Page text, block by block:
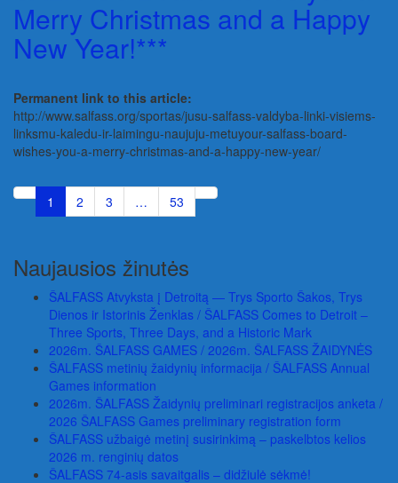
Merry Christmas and a Happy
New Year!***
Permanent link to this article:
http://www.salfass.org/sportas/jusu-salfass-valdyba-linki-visiems-
linksmu-kaledu-ir-laimingu-naujuju-metuyour-salfass-board-
wishes-you-a-merry-christmas-and-a-happy-new-year/
1 2 3 … 53
Naujausios žinutės
ŠALFASS Atvyksta į Detroitą — Trys Sporto Šakos, Trys
Dienos ir Istorinis Ženklas / ŠALFASS Comes to Detroit –
Three Sports, Three Days, and a Historic Mark
2026m. ŠALFASS GAMES / 2026m. ŠALFASS ŽAIDYNĖS
ŠALFASS metinių žaidynių informacija / ŠALFASS Annual
Games information
2026m. ŠALFASS Žaidynių preliminari registracijos anketa /
2026 ŠALFASS Games preliminary registration form
ŠALFASS užbaigė metinį susirinkimą – paskelbtos kelios
2026 m. renginių datos
ŠALFASS 74-asis savaitgalis – didžiulė sėkmė!